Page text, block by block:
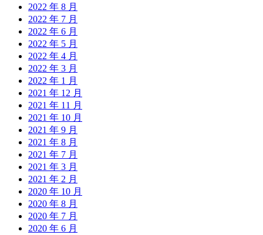
2022 年 8 月
2022 年 7 月
2022 年 6 月
2022 年 5 月
2022 年 4 月
2022 年 3 月
2022 年 1 月
2021 年 12 月
2021 年 11 月
2021 年 10 月
2021 年 9 月
2021 年 8 月
2021 年 7 月
2021 年 3 月
2021 年 2 月
2020 年 10 月
2020 年 8 月
2020 年 7 月
2020 年 6 月